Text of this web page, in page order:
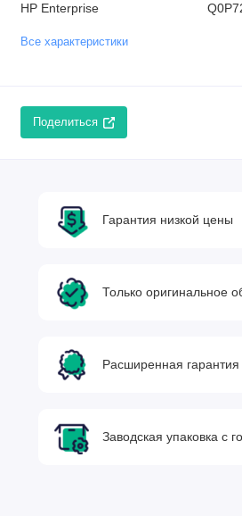
HP Enterprise
Все характеристики
Поделиться
Гарантия низкой цены
Только оригинальное
Расширенная гарантия
Заводская упаковка с